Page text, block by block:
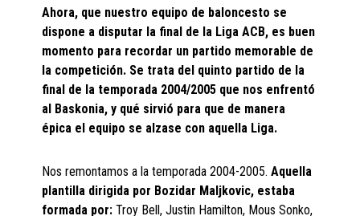
Ahora, que nuestro equipo de baloncesto se
dispone a disputar la final de la Liga ACB, es buen
momento para recordar un partido memorable de
la competición. Se trata del quinto partido de la
final de la temporada 2004/2005 que nos enfrentó
al Baskonia, y qué sirvió para que de manera
épica el equipo se alzase con aquella Liga.
Nos remontamos a la temporada 2004-2005.Aquella
plantilla dirigida por Bozidar Maljkovic, estaba
formada por: Troy Bell, Justin Hamilton, Mous Sonko,